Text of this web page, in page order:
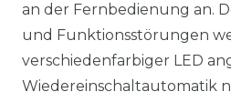
an der Fernbedienung an.
und Funktionsstörungen
verschiedenfarbiger LED
Wiedereinschaltautomatik